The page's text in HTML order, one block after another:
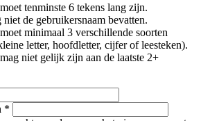
tenminste 6 tekens lang zijn.
de gebruikersnaam bevatten.
minimaal 3 verschillende soorten
letter, hoofdletter, cijfer of leesteken).
niet gelijk zijn aan de laatste 2+
*